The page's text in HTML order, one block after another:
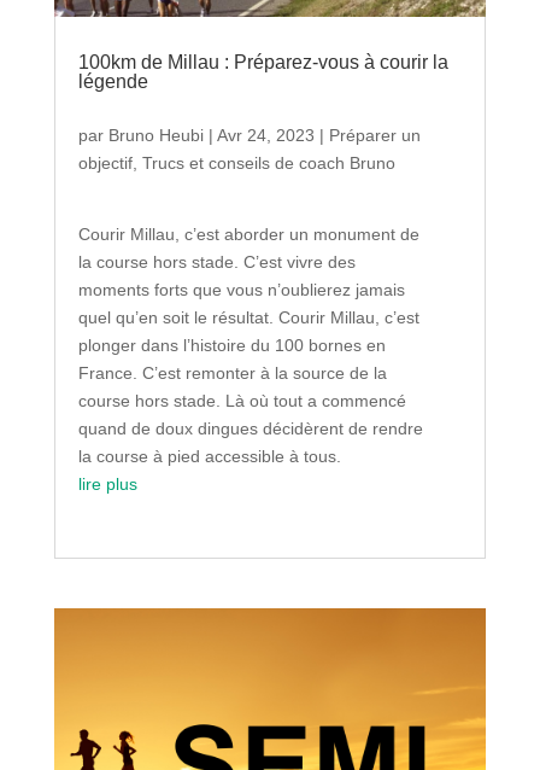
100km de Millau : Préparez-vous à courir la
légende
par Bruno Heubi| Avr 24, 2023 | Préparer un
objectif, Trucs et conseils de coach Bruno
Courir Millau, c’est aborder un monument de
la course hors stade. C’est vivre des
moments forts que vous n’oublierez jamais
quel qu’en soit le résultat. Courir Millau, c’est
plonger dans l’histoire du 100 bornes en
France. C’est remonter à la source de la
course hors stade. Là où tout a commencé
quand de doux dingues décidèrent de rendre
la course à pied accessible à tous.
lire plus